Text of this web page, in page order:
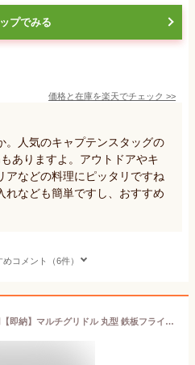
プでみる
価格と在庫を楽天でチェック >>
。人気のキャプテンスタッグの
ありますよ。アウトドアやキ
アなどの料理にピッタリですね
れなども簡単ですし、おすすめ
コメント（6件）
特別価格 8,800円⇒6,800円【即納】マルチグリドル 丸型 鉄板フライパン マルチグリドルパン グリルパン 約30cm 【送料無料】 IH ガスコンロ 直火 炭火 グリル 食洗機対応 バーベキュー キャンプ アウトドア ステーキ 軽量